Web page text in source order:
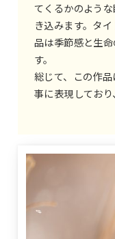
てくるかのよう
き込みます。タ
品は季節感と生
す。
総じて、この作
事に表現しており